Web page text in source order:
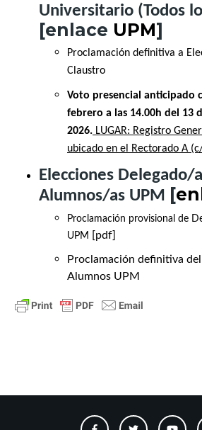
Universitario (Todos
[enlace UPM]
Proclamación definitiva a
Claustro
Voto presencial anticipado
febrero a las 14.00h del 13
2026. LUGAR: Registro
ubicado en el Rectorado A
Elecciones Delegado/
Alumnos/as UPM [
Proclamación provisional de
UPM
[pdf]
Proclamación definitiva
Alumnos UPM